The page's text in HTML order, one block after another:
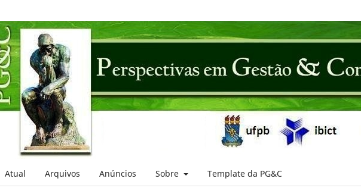
Atual Arquivos Anúncios Sobre Template da PG&C